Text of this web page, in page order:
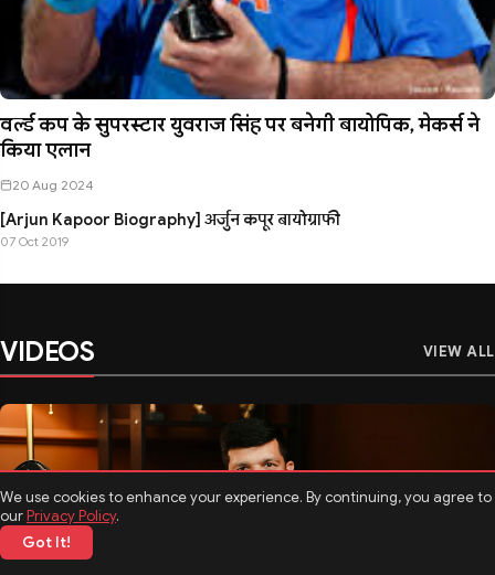
We use cookies to enhance your experience. By continuing, you agree to
ourPrivacy Policy.
Got It!
वर्ल्ड कप के सुपरस्टार युवराज सिंह पर बनेगी बायोपिक, मेकर्स ने
किया एलान
20 Aug 2024
[Arjun Kapoor Biography] अर्जुन कपूर बायोग्राफी
07 Oct 2019
VIDEOS VIEW ALL
मनोरंजन